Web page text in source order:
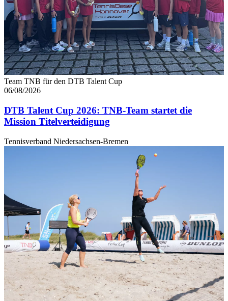
jederzeit über den Link im Footer aufgerufen und
angepasst werden.
Team TNB für den DTB Talent Cup
06/08/2026
DTB Talent Cup 2026: TNB-Team startet die
Mission Titelverteidigung
Tennisverband Niedersachsen-Bremen